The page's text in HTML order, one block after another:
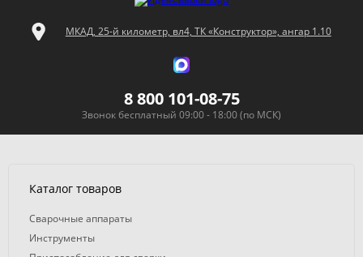
МКАД, 25-й километр, вл4, ТК «Конструктор», ангар 1.10
8 800 101-08-75
Звонок бесплатный 09:00 - 18:00 (по МСК)
Каталог товаров
Сварочные аппараты
Инструменты